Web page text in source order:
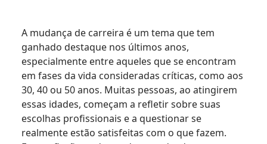
A mudança de carreira é um tema que tem
ganhado destaque nos últimos anos,
especialmente entre aqueles que se encontram
em fases da vida consideradas críticas, como aos
30, 40 ou 50 anos. Muitas pessoas, ao atingirem
essas idades, começam a refletir sobre suas
escolhas profissionais e a questionar se
realmente estão satisfeitas com o que fazem.